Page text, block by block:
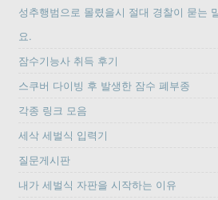
성추행범으로 몰렸을시 절대 경찰이 묻는
요.
잠수기능사 취득 후기
스쿠버 다이빙 후 발생한 잠수 폐부종
각종 링크 모음
세삭 세벌식 입력기
질문게시판
내가 세벌식 자판을 시작하는 이유